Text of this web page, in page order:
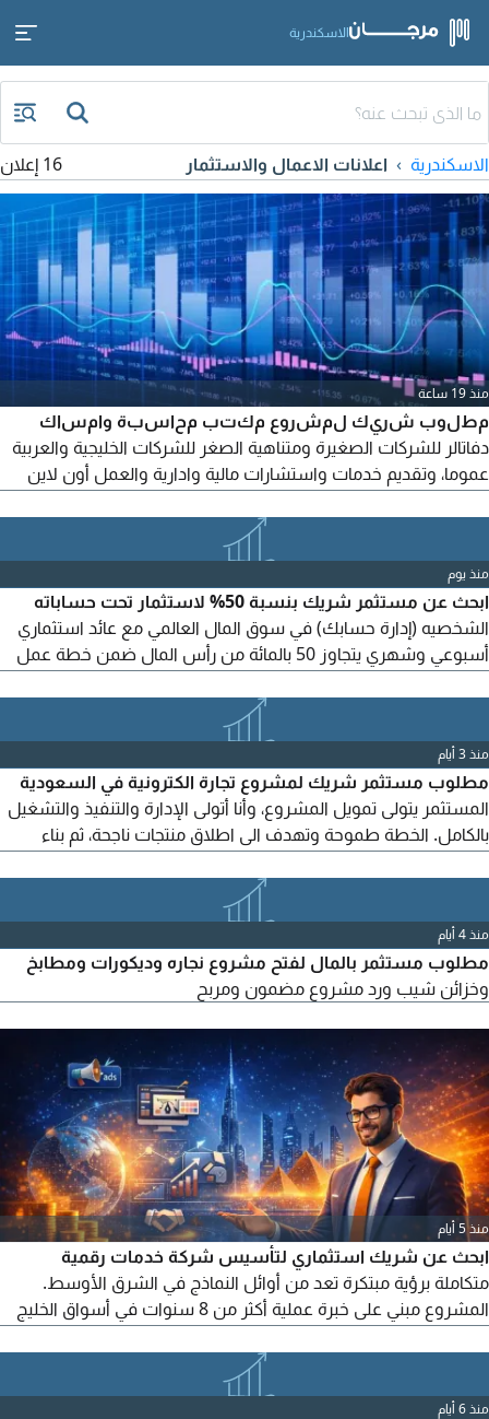
الاسكندرية
الاسكندرية اعلانات الاعمال والاستثمار 16 إعلان
منذ 19 ساعة
مطلوب شريك لمشروع مكتب محاسبة وامساك
دفاتالر للشركات الصغيرة ومتناهية الصغر للشركات الخليجية والعربية
عموما، وتقديم خدمات واستشارات مالية وادارية والعمل أون لاين
سأقوم بالتشغيل والعمل المحاسبي مع فريق من المحاسبين
والمراجعين ومديري الحسابات، حيث انني مدير مالي ورئيس حسابات
بخبرة أكثر من 25 سنة. وقمت باعداد دراسة الجدوى للمشروع
منذ يوم
ابحث عن مستثمر شريك بنسبة 50% لاستثمار تحت حساباته
الشخصيه (إدارة حسابك) في سوق المال العالمي مع عائد استثماري
أسبوعي وشهري يتجاوز 50 بالمائة من رأس المال ضمن خطة عمل
للإطلاع علي تفاصيل سابقة نتائج الأعمال والأرباح والسحوبات البنكية
ونظام خطة العمل رجاء التواصل فقط من أصحاب رأس المال مع
الأخذ بالاعتبار العلم والمعرفة بمجال التداول
منذ 3 أيام
مطلوب مستثمر شريك لمشروع تجارة الكترونية في السعودية
المستثمر يتولى تمويل المشروع، وأنا أتولى الإدارة والتنفيذ والتشغيل
بالكامل. الخطة طموحة وتهدف الى اطلاق منتجات ناجحة، ثم بناء
على نسبة الشراكة والتفاصيل بعد التواصل. للمهتمين الجادين
منذ 4 أيام
مطلوب مستثمر بالمال لفتح مشروع نجاره وديكورات ومطابخ
وخزائن شيب ورد مشروع مضمون ومربح
منذ 5 أيام
ابحث عن شريك استثماري لتأسيس شركة خدمات رقمية
متكاملة برؤية مبتكرة تعد من أوائل النماذج في الشرق الأوسط.
المشروع مبني على خبرة عملية أكثر من 8 سنوات في أسواق الخليج
التفاصيل وخطة التوسع، يسعدني التواصل ومشاركة الرؤية كاملة
منذ 6 أيام